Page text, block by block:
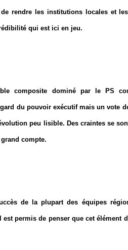
rendre les institutions locales et
qui est ici en jeu.
composite dominé par le PS
du pouvoir exécutif mais un vote
peu lisible. Des craintes se
compte.
de la plupart des équipes
permis de penser que cet élément